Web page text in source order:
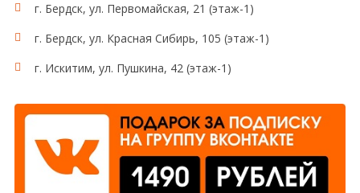
г. Бердск, ул. Первомайская, 21 (этаж-1)
г. Бердск, ул. Красная Сибирь, 105 (этаж-1)
г. Искитим, ул. Пушкина, 42 (этаж-1)